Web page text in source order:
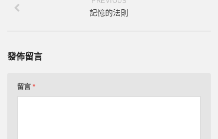
記憶的法則
發佈留言
留言 *